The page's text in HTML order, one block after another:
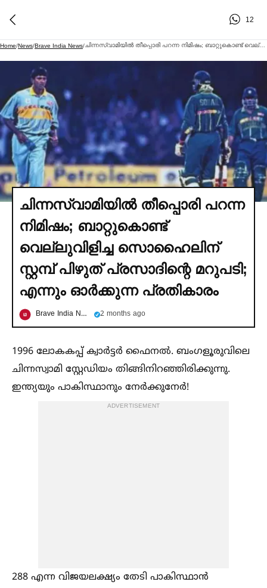
12
Home/News/Brave India News/ ചിന്നസ്വാമിയില്‍ തീപ്പൊരി പറന്ന നിമിഷം; ബാറ്റുകൊണ്ട് വെല്ലുവിളിച്ച സൊഹൈലിന് സ്റ്റമ്പ് പിഴുത് പ്രസാദിന്റെ മറുപടി; എന്നും ഓര്‍ക്കുന്ന പ്രതികാരം
ചിന്നസ്വാമിയില്‍ തീപ്പൊരി പറന്ന
നിമിഷം; ബാറ്റുകൊണ്ട്
വെല്ലുവിളിച്ച സൊഹൈലിന്
സ്റ്റമ്പ് പിഴുത് പ്രസാദിന്റെ മറുപടി;
എന്നും ഓര്‍ക്കുന്ന പ്രതികാരം
Brave India News 2 months ago
1996 ലോകകപ്പ് ക്വാർട്ടർ ഫൈനല്‍. ബംഗളൂരുവിലെ
ചിന്നസ്വാമി സ്റ്റേഡിയം തിങ്ങിനിറഞ്ഞിരിക്കുന്നു.
ഇന്ത്യയും പാകിസ്ഥാനും നേർക്കുനേർ!
ADVERTISEMENT
288 എന്ന വിജയലക്ഷ്യം തേടി പാകിസ്ഥാൻ